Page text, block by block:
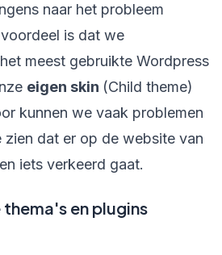
naar het probleem
is dat we
meest gebruikte Wordpress
eigen skin (Child theme)
kunnen we vaak problemen
dat er op de website van
iets verkeerd gaat.
en plugins